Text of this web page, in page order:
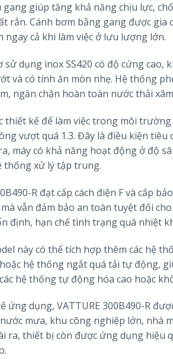
gang giúp tăng khả năng chịu lực,
rắn. Cánh bơm bằng gang được
ngay cả khi làm việc ở lưu lượng lớn.
sử dụng inox SS420 có độ cứng
và có tính ăn mòn nhẹ. Hệ thống
ngăn chặn hoàn toàn nước thải
thiết kế để làm việc trong môi
vượt quá 1.3. Đây là điều kiện
máy có khả năng hoạt động ở độ
thống xử lý tập trung.
R đạt cấp cách điện F và cấp
vẫn đảm bảo an toàn tuyệt đối
định, hạn chế tình trạng quá nhiệt
này có thể tích hợp thêm các hệ
hệ thống ngắt quá tải tự động,
hệ thống tự động hóa cao hoặc
ứng dụng, VATTURE 300B490-R
mưa, khu công nghiệp lớn, nhà
ra, thiết bị còn được ứng dụng hiệu